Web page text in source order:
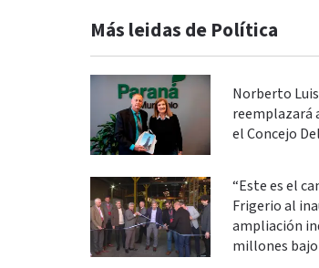
Más leidas de Política
Norberto
reemplazará
el Concejo
“Este es el
Frigerio al
ampliación
millones